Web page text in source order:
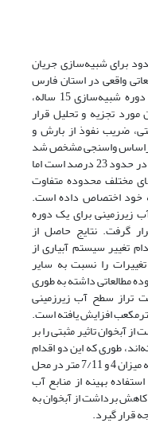
برای شبیه‌سازی جریان
واقعی در استان فارس
استفاده شد. در این روند، ابتدا در یک دوره شبیه‌سازی 15 ساله،
مورد تجزیه و تحلیل قرار
ضریب نفوذ از بارش و
واسنجی مشخص شد
که ضریب نفوذ از بارش برای کل محدوده، در حدود 23 درصد است اما
مختلف محدوده متفاوت
50 درصد را به خود اختصاص داده است.
برای یک دوره
گرفت. نتایج حاصل از
تغییر سیستم آبیاری از
را نسبت به سایر
مطالعاتی داشته به طوری
این اقدام، 17 متر افت تراز سطح آب زیرزمینی
مخزن 8/7 میلیون مترمکعب افزایش یافته است.
آبخوان تاثیر مثبتی را بر
طوری که این دو اقدام
به ترتیب سبب افزایش تراز آب زیرزمینی به میزان 4 و 7/11 متر در محل
بهینه از منابع آب
برداشت از آبخوان به
قرار گیرد.